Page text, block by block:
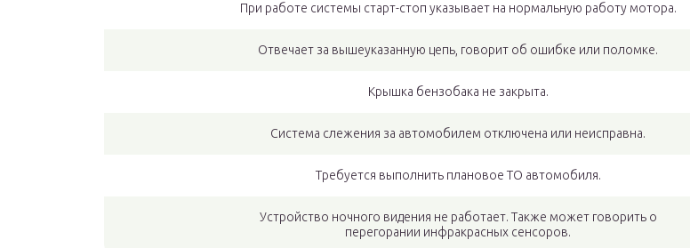
При работе системы старт-стоп указывает на нормальную работу мотора.
Отвечает за вышеуказанную цепь, говорит об ошибке или поломке.
Крышка бензобака не закрыта.
Система слежения за автомобилем отключена или неисправна.
Требуется выполнить плановое ТО автомобиля.
Устройство ночного видения не работает. Также может говорить о
перегорании инфракрасных сенсоров.